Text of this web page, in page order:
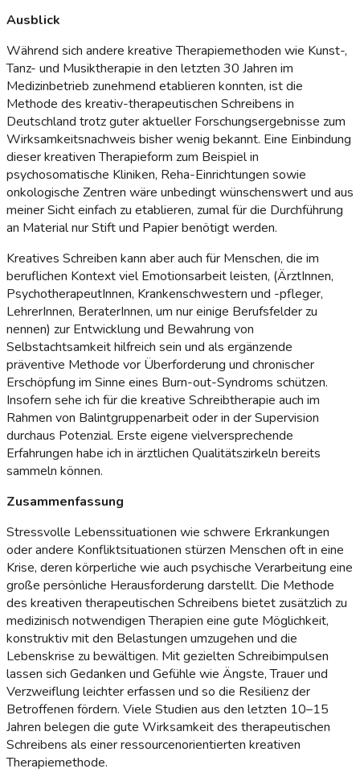
Ausblick
Während sich andere kreative Therapiemethoden wie Kunst-,
Tanz- und Musiktherapie in den letzten 30 Jahren im
Medizinbetrieb zunehmend etablieren konnten, ist die
Methode des kreativ-therapeutischen Schreibens in
Deutschland trotz guter aktueller Forschungsergebnisse zum
Wirksamkeitsnachweis bisher wenig bekannt. Eine Einbindung
dieser kreativen Therapieform zum Beispiel in
psychosomatische Kliniken, Reha-Einrichtungen sowie
onkologische Zentren wäre unbedingt wünschenswert und aus
meiner Sicht einfach zu etablieren, zumal für die Durchführung
an Material nur Stift und Papier benötigt werden.
Kreatives Schreiben kann aber auch für Menschen, die im
beruflichen Kontext viel Emotionsarbeit leisten, (ÄrztInnen,
PsychotherapeutInnen, Krankenschwestern und -pfleger,
LehrerInnen, BeraterInnen, um nur einige Berufsfelder zu
nennen) zur Entwicklung und Bewahrung von
Selbstachtsamkeit hilfreich sein und als ergänzende
präventive Methode vor Überforderung und chronischer
Erschöpfung im Sinne eines Burn-out-Syndroms schützen.
Insofern sehe ich für die kreative Schreibtherapie auch im
Rahmen von Balintgruppenarbeit oder in der Supervision
durchaus Potenzial. Erste eigene vielversprechende
Erfahrungen habe ich in ärztlichen Qualitätszirkeln bereits
sammeln können.
Zusammenfassung
Stressvolle Lebenssituationen wie schwere Erkrankungen
oder andere Konfliktsituationen stürzen Menschen oft in eine
Krise, deren körperliche wie auch psychische Verarbeitung eine
große persönliche Herausforderung darstellt. Die Methode
des kreativen therapeutischen Schreibens bietet zusätzlich zu
medizinisch notwendigen Therapien eine gute Möglichkeit,
konstruktiv mit den Belastungen umzugehen und die
Lebenskrise zu bewältigen. Mit gezielten Schreibimpulsen
lassen sich Gedanken und Gefühle wie Ängste, Trauer und
Verzweiflung leichter erfassen und so die Resilienz der
Betroffenen fördern. Viele Studien aus den letzten 10–15
Jahren belegen die gute Wirksamkeit des therapeutischen
Schreibens als einer ressourcenorientierten kreativen
Therapiemethode.